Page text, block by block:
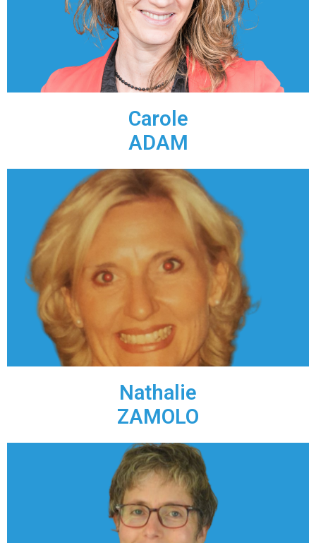
Linked In
Carole
ADAM
Consultante & Coach RH
•Spécialisée dans le domaine des RH dans
l'accompagnement au changement.
• Bilan de compétences, coaching, conseil.
Nathalie
ZAMOLO
Consultante & Fondatrice d'ILC
Consulting
•Spécialisé en Gestion de Projet et Méthodes AGILE